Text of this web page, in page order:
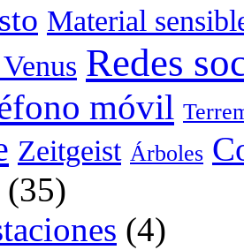
Material
Redes
móvil
Zeitgeist Árboles
(35)
(4)